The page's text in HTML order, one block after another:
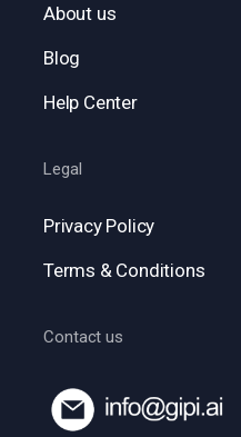
About us
Blog
Help Center
Legal
Privacy Policy
Terms & Conditions
Contact us